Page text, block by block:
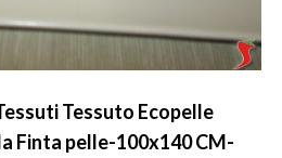
Tessuto Ecopelle
Finta pelle-100x140 CM-